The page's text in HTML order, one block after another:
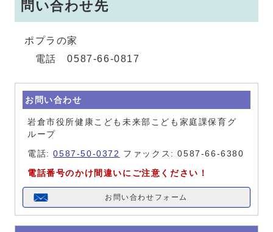
問い合わせ先
ポプラの家
電話 0587-66-0817
お問い合わせ
岩倉市役所健康こども未来部こども家庭課保育グ
ループ
電話:0587-50-0372 ファックス: 0587-66-6380
電話番号のかけ間違いにご注意ください！
お問い合わせフォーム